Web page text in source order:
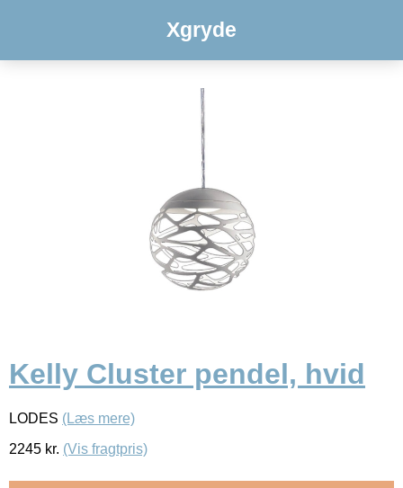
Xgryde
Kelly Cluster pendel, hvid
LODES (Læs mere)
2245 kr. (Vis fragtpris)